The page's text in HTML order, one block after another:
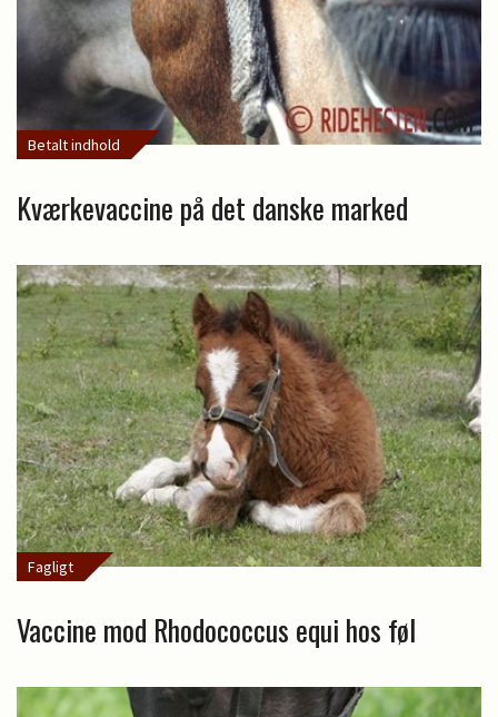
Betalt indhold
Kværkevaccine på det danske marked
Fagligt
Vaccine mod Rhodococcus equi hos føl